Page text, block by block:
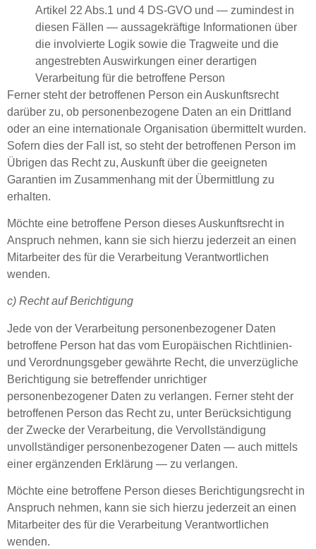
Artikel 22 Abs.1 und 4 DS-GVO und — zumindest in
diesen Fällen — aussagekräftige Informationen über
die involvierte Logik sowie die Tragweite und die
angestrebten Auswirkungen einer derartigen
Verarbeitung für die betroffene Person
Ferner steht der betroffenen Person ein Auskunftsrecht
darüber zu, ob personenbezogene Daten an ein Drittland
oder an eine internationale Organisation übermittelt wurden.
Sofern dies der Fall ist, so steht der betroffenen Person im
Übrigen das Recht zu, Auskunft über die geeigneten
Garantien im Zusammenhang mit der Übermittlung zu
erhalten.
Möchte eine betroffene Person dieses Auskunftsrecht in
Anspruch nehmen, kann sie sich hierzu jederzeit an einen
Mitarbeiter des für die Verarbeitung Verantwortlichen
wenden.
c) Recht auf Berichtigung
Jede von der Verarbeitung personenbezogener Daten
betroffene Person hat das vom Europäischen Richtlinien-
und Verordnungsgeber gewährte Recht, die unverzügliche
Berichtigung sie betreffender unrichtiger
personenbezogener Daten zu verlangen. Ferner steht der
betroffenen Person das Recht zu, unter Berücksichtigung
der Zwecke der Verarbeitung, die Vervollständigung
unvollständiger personenbezogener Daten — auch mittels
einer ergänzenden Erklärung — zu verlangen.
Möchte eine betroffene Person dieses Berichtigungsrecht in
Anspruch nehmen, kann sie sich hierzu jederzeit an einen
Mitarbeiter des für die Verarbeitung Verantwortlichen
wenden.